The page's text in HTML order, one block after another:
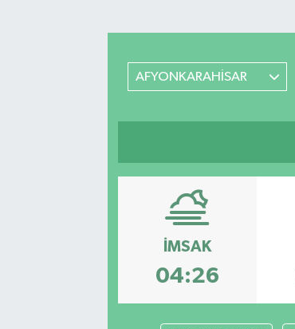
AFYONKARAHİSAR
İMSAK
04:26